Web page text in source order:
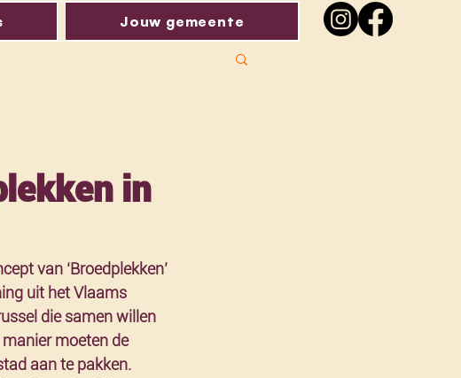
Jouw gemeente
in
van ‘Broedplekken’
uit het Vlaams
die samen willen
moeten de
aan te pakken.